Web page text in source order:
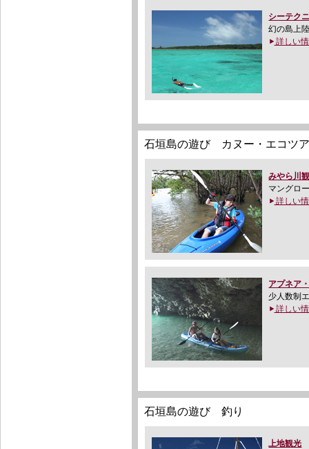
シーテク
幻の島上
詳しい
石垣島の遊び カヌー・エコツ
みやら川
マングロ
詳しい
アプネア
少人数制
詳しい
石垣島の遊び 釣り
上地観光